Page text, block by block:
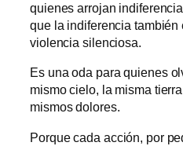
quienes arrojan
que la indiferencia también
violencia silenciosa.
Es una oda para quienes
mismo cielo, la misma
mismos dolores.
Porque cada acción, por